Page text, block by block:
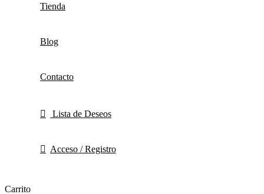
Tienda
Blog
Contacto
Lista de Deseos
Acceso / Registro
Carrito